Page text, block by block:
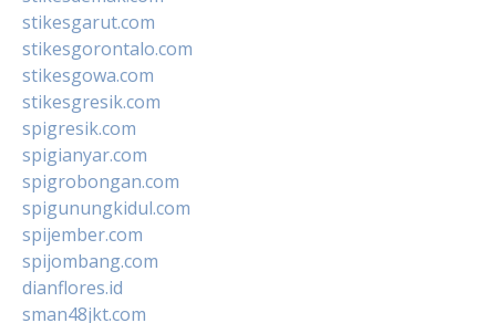
stikesgarut.com
stikesgorontalo.com
stikesgowa.com
stikesgresik.com
spigresik.com
spigianyar.com
spigrobongan.com
spigunungkidul.com
spijember.com
spijombang.com
dianflores.id
sman48jkt.com